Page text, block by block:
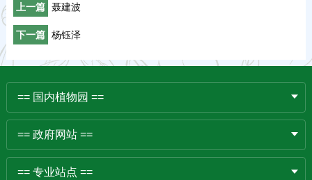
上一篇 聂建波
下一篇 杨钰泽
== 国内植物园 ==
== 政府网站 ==
== 专业站点 ==